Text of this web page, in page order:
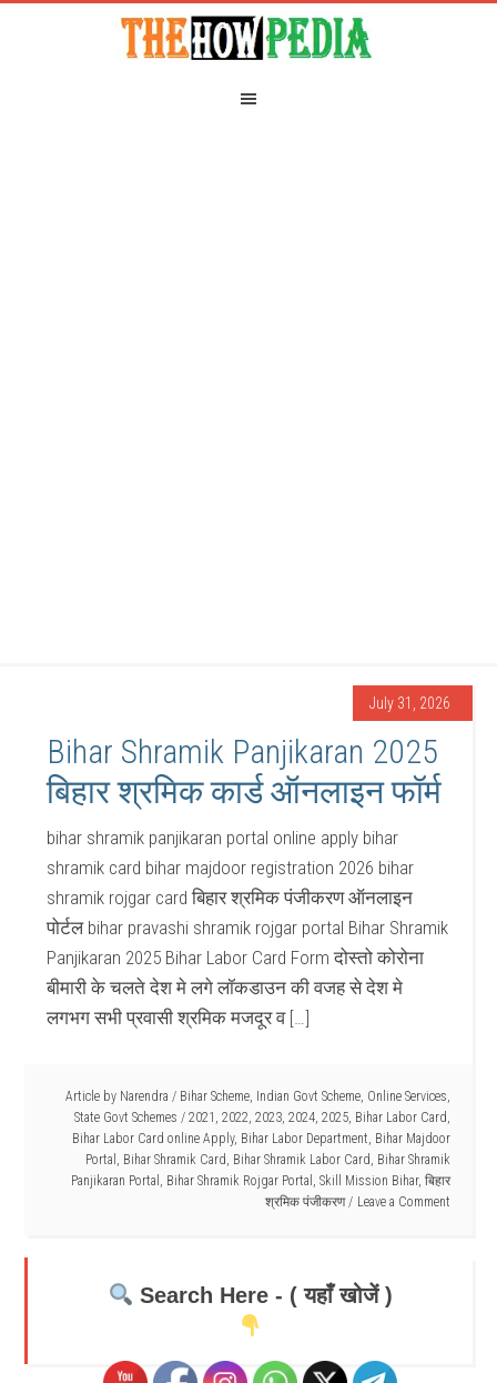
July 31, 2026
Bihar Shramik Panjikaran 2025
बिहार श्रमिक कार्ड ऑनलाइन फॉर्म
bihar shramik panjikaran portal online apply bihar
shramik card bihar majdoor registration 2026 bihar
shramik rojgar card बिहार श्रमिक पंजीकरण ऑनलाइन
पोर्टल bihar pravashi shramik rojgar portal Bihar Shramik
Panjikaran 2025 Bihar Labor Card Form दोस्तो कोरोना
बीमारी के चलते देश मे लगे लॉकडाउन की वजह से देश मे
लगभग सभी प्रवासी श्रमिक मजदूर व […]
Article by Narendra / Bihar Scheme, Indian Govt Scheme, Online Services,
State Govt Schemes / 2021 , 2022, 2023, 2024, 2025, Bihar Labor Card,
Bihar Labor Card online Apply, Bihar Labor Department, Bihar Majdoor
Portal , Bihar Shramik Card, Bihar Shramik Labor Card, Bihar Shramik
Panjikaran Portal , Bihar Shramik Rojgar Portal , Skill Mission Bihar, बिहार
श्रमिक पंजीकरण
Leave a Comment
Search Here - ( यहाँ खोजें )